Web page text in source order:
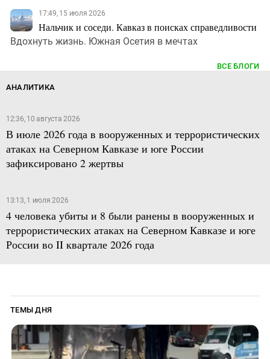
17:49, 15 июля 2026
Нальчик и соседи. Кавказ в поисках справедливости
Вдохнуть жизнь. Южная Осетия в мечтах
ВСЕ БЛОГИ
АНАЛИТИКА
12:36, 10 августа 2026
В июле 2026 года в вооруженных и террористических
атаках на Северном Кавказе и юге России
зафиксировано 2 жертвы
13:13, 1 июля 2026
4 человека убиты и 8 были ранены в вооруженных и
террористических атаках на Северном Кавказе и юге
России во II квартале 2026 года
ТЕМЫ ДНЯ